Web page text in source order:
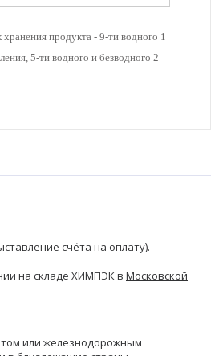
продукта - 9-ти водного 1
5-ти водного и безводного 2
счёта на оплату).
на складе ХИМПЭК в Московской
или железнодорожным